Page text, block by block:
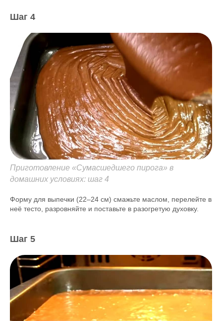
Шаг 4
Приготовление «Сумасшедшего пирога» в
домашних условиях: шаг 4
Форму для выпечки (22–24 см) смажьте маслом, перелейте в
неё тесто, разровняйте и поставьте в разогретую духовку.
Шаг 5